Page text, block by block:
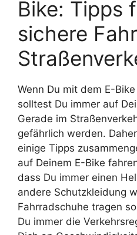
Bike: Tipps
sichere
Wenn Du mit dem E-
solltest Du immer auf
Gerade im
gefährlich werden.
einige Tipps
auf Deinem E-Bike
dass Du immer einen
andere Schutzkleidung
Fahrradschuhe tragen
Du immer die